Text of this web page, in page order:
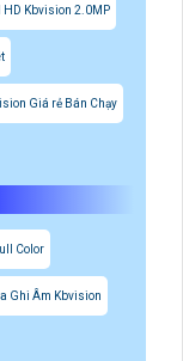
HD Kbvision 2.0MP
Giá rẻ Bán Chạy
Color
Ghi Âm Kbvision